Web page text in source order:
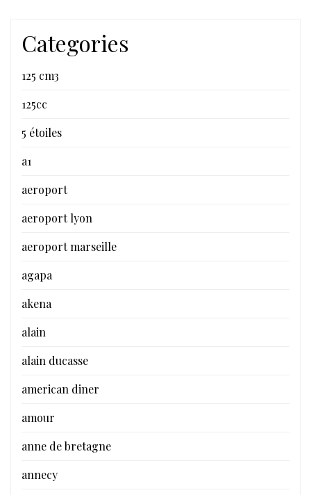
Categories
125 cm3
125cc
5 étoiles
a1
aeroport
aeroport lyon
aeroport marseille
agapa
akena
alain
alain ducasse
american diner
amour
anne de bretagne
annecy